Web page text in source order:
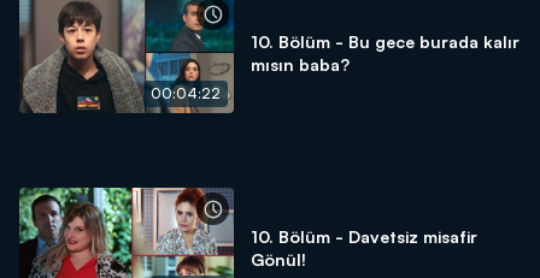
00:04:22
10. Bölüm - Bu gece burada kalır
mısın baba?
10. Bölüm - Davetsiz misafir
Gönül!